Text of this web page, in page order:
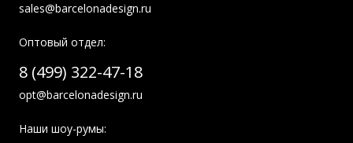
sales@barcelonadesign.ru
Оптовый отдел:
8 (499) 322-47-18
opt@barcelonadesign.ru
Наши шоу-румы: